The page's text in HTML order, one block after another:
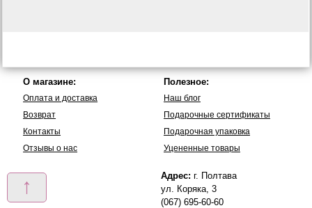
↑
О магазине:
Оплата и доставка
Возврат
Контакты
Отзывы о нас
Полезное:
Наш блог
Подарочные сертификаты
Подарочная упаковка
Уцененные товары
Адрес: г. Полтава
ул. Коряка, 3
(067) 695-60-60